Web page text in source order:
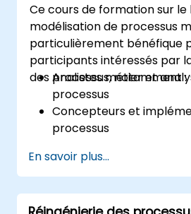
Ce cours de formation sur le
modélisation de processus
particulièrement bénéfique
participants intéressés par
des processus, notamment :
Analistes métier et
processus
Concepteurs et
processus
programme
Toute personne
changement et la
En savoir plus...